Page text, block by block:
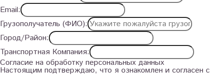
Email:
Грузополучатель (ФИО):
Город/Район:
Транспортная Компания:
Согласие на обработку персональных данных
Настоящим подтверждаю, что я ознакомлен и согласен с